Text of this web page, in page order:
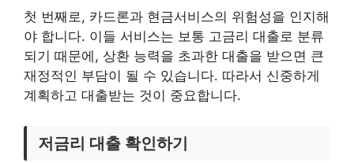
첫 번째로, 카드론과 현금서비스의 위험성을 인지해
야 합니다. 이들 서비스는 보통 고금리 대출로 분류
되기 때문에, 상환 능력을 초과한 대출을 받으면 큰
재정적인 부담이 될 수 있습니다. 따라서 신중하게
계획하고 대출받는 것이 중요합니다.
저금리 대출 확인하기